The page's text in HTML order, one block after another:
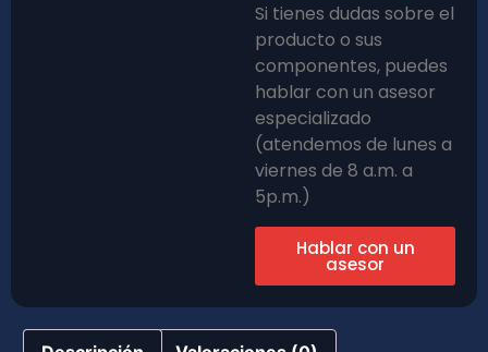
Si tienes dudas sobre el
producto o sus
componentes, puedes
hablar con un asesor
especializado
(atendemos de lunes a
viernes de 8 a.m. a
5p.m.)
Hablar con un
asesor